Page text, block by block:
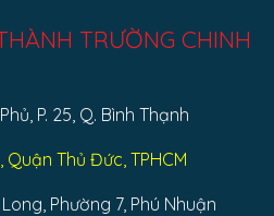
TRƯỜNG CHINH
P. 25, Q. Bình Thạnh
Thủ Đức, TPHCM
Phường 7, Phú Nhuận